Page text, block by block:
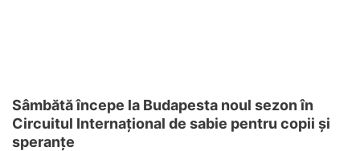
Sâmbătă începe la Budapesta noul sezon în
Circuitul Internațional de sabie pentru copii și
speranțe